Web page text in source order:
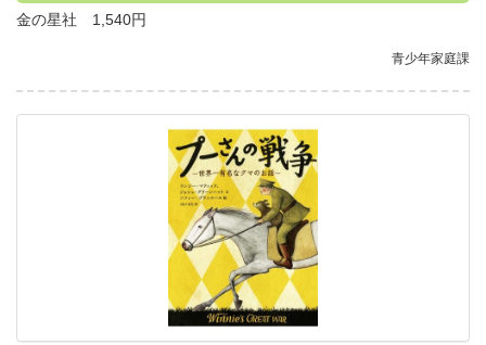
金の星社 1,540円
青少年家庭課